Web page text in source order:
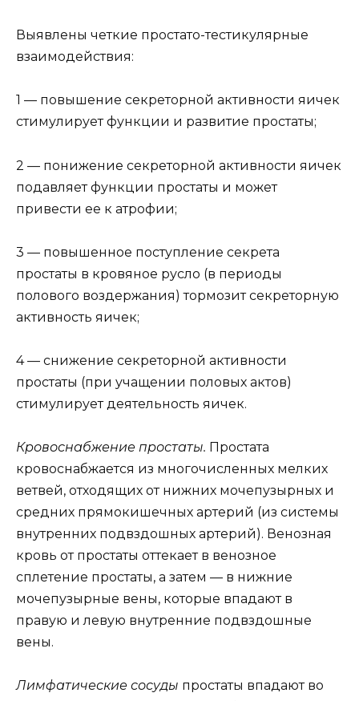
Выявлены четкие простато-тестикулярные
взаимодействия:
1 — повышение секреторной активности яичек
стимулирует функции и развитие простаты;
2 — понижение секреторной активности яичек
подавляет функции простаты и может
привести ее к атрофии;
3 — повышенное поступление секрета
простаты в кровяное русло (в периоды
полового воздержания) тормозит секреторную
активность яичек;
4 — снижение секреторной активности
простаты (при учащении половых актов)
стимулирует деятельность яичек.
Кровоснабжение простаты. Простата
кровоснабжается из многочисленных мелких
ветвей, отходящих от нижних мочепузырных и
средних прямокишечных артерий (из системы
внутренних подвздошных артерий). Венозная
кровь от простаты оттекает в венозное
сплетение простаты, а затем — в нижние
мочепузырные вены, которые впадают в
правую и левую внутренние подвздошные
вены.
Лимфатические сосуды простаты впадают во